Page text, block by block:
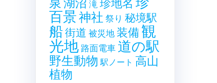
滝
百景神社 祭り 秘境駅
船街道 被災地装備観
光地 路面電車道の駅
野生動物 駅ノート 高山
植物